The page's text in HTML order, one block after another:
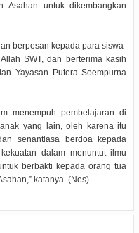
Asahan untuk dikembangkan
berpesan kepada para siswa-
SWT, dan berterima kasih
Yayasan Putera Soempurna
menempuh pembelajaran di
yang lain, oleh karena itu
senantiasa berdoa kepada
dalam menuntut ilmu
berbakti kepada orang tua
katanya. (Nes)